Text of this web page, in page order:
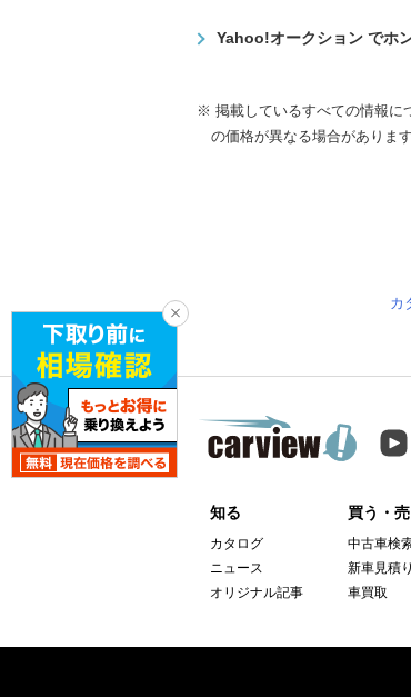
Yahoo!オークション でホ
※ 掲載しているすべての情報に
の価格が異なる場合がありま
カ
知る
カタログ
ニュース
オリジナル記事
買う・
中古車検
新車見積り
車買取